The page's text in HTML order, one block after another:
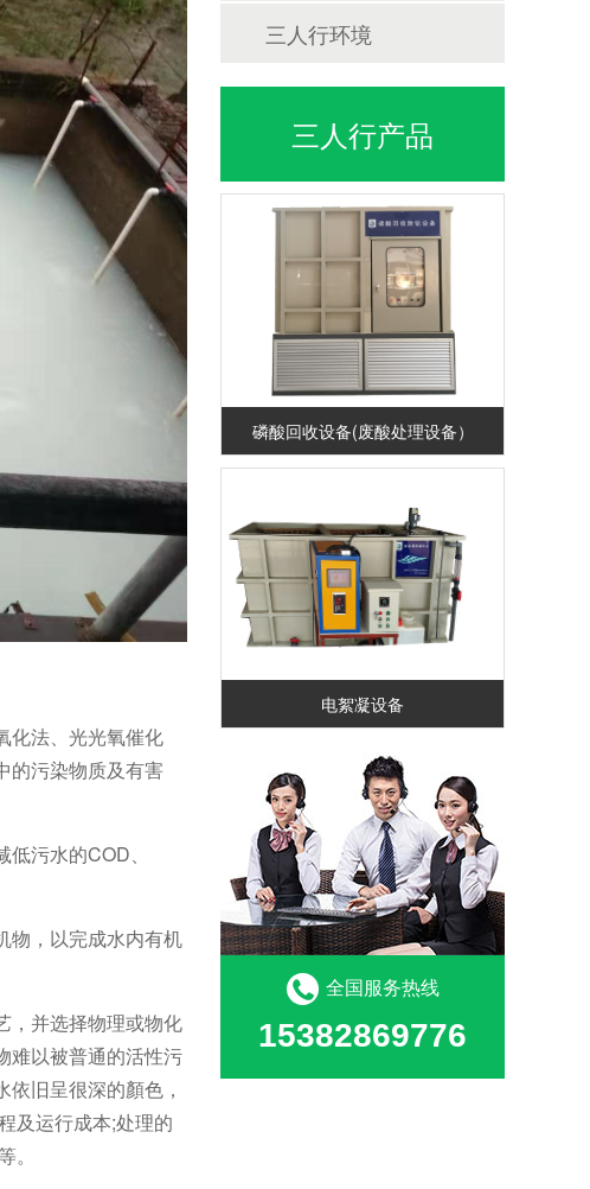
化法、光光氧催化
的污染物质及有害
污水的COD、
物，以完成水内有机
，并选择物理或物化
难以被普通的活性污
旧呈很深的顏色，
及运行成本;处理的
三人行环境
三人行产品
磷酸回收设备(废酸处理设备）
电絮凝设备
全国服务热线
15382869776